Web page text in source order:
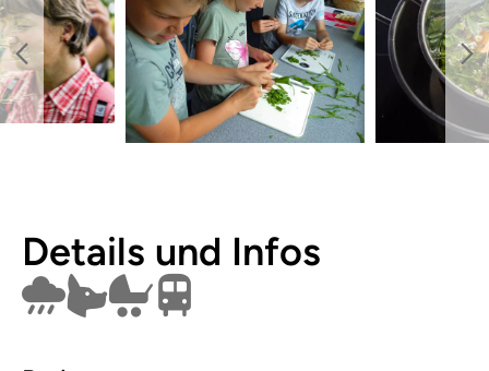
Details und Infos
Findet bei Schlechtwetter nicht statt
Hunde erlaubt
Kinderwagen